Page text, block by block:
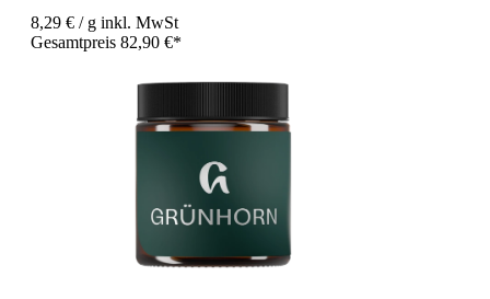
8,29 € / g inkl. MwSt
Gesamtpreis 82,90 €*